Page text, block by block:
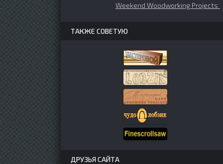
Weekend Woodworking Projects
ТАКЖЕ СОВЕТУЮ
ДРУЗЬЯ САЙТА